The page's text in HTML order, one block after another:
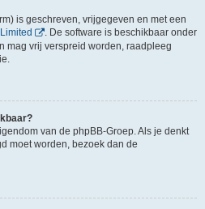
is geschreven, vrijgegeven en met een
. De software is beschikbaar onder
mag vrij verspreid worden, raadpleeg
van de phpBB-Groep. Als je denkt
moet worden, bezoek dan de